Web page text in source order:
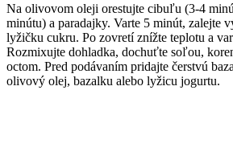
Na olivovom oleji orestujte cibuľu (3-4
minútu) a paradajky. Varte 5 minút, zalejte
lyžičku cukru. Po zovretí znížte teplotu a
Rozmixujte dohladka, dochuťte soľou,
octom. Pred podávaním pridajte čerstvú
olivový olej, bazalku alebo lyžicu jogurtu.